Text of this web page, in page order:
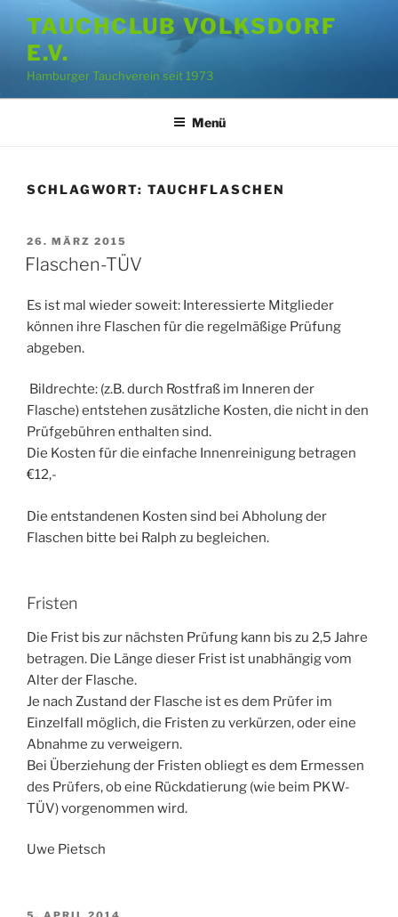
Inhalt
springen
TAUCHCLUB VOLKSDORF
E.V.
Hamburger Tauchverein seit 1973
Menü
SCHLAGWORT: TAUCHFLASCHEN
VERÖFFENTLICHT
AM
26. MÄRZ 2015
Flaschen-TÜV
Es ist mal wieder soweit: Interessierte Mitglieder
können ihre Flaschen für die regelmäßige Prüfung
abgeben.
Bildrechte: (z.B. durch Rostfraß im Inneren der
Flasche) entstehen zusätzliche Kosten, die nicht in den
Prüfgebühren enthalten sind.
Die Kosten für die einfache Innenreinigung betragen
€12,-
Die entstandenen Kosten sind bei Abholung der
Flaschen bitte bei Ralph zu begleichen.
Fristen
Die Frist bis zur nächsten Prüfung kann bis zu 2,5 Jahre
betragen. Die Länge dieser Frist ist unabhängig vom
Alter der Flasche.
Je nach Zustand der Flasche ist es dem Prüfer im
Einzelfall möglich, die Fristen zu verkürzen, oder eine
Abnahme zu verweigern.
Bei Überziehung der Fristen obliegt es dem Ermessen
des Prüfers, ob eine Rückdatierung (wie beim PKW-
TÜV) vorgenommen wird.
Uwe Pietsch
VERÖFFENTLICHT